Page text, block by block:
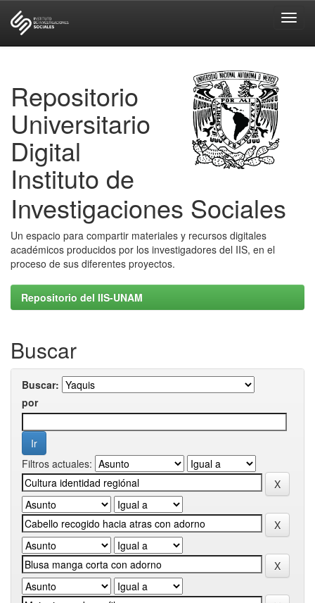
Repositorio
Universitario
Digital
Instituto de
Investigaciones Sociales
Un espacio para compartir materiales y recursos digitales
académicos producidos por los investigadores del IIS, en el
proceso de sus diferentes proyectos.
Repositorio del IIS-UNAM
Buscar
Buscar:
por
Filtros actuales: